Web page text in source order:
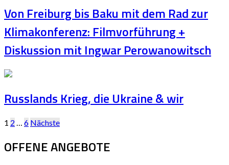
Von Freiburg bis Baku mit dem Rad zur
Klimakonferenz: Filmvorführung +
Diskussion mit Ingwar Perowanowitsch
Russlands Krieg, die Ukraine & wir
Seitennummerierung
der
1 2 … 6 Nächste
OFFENE ANGEBOTE